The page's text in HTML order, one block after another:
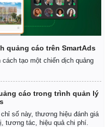
quảng cáo trên SmartAds
tạo một chiến dịch quảng
cáo trong trình quản lý
số này, thương hiệu đánh giá
tương tác, hiệu quả chi phí.